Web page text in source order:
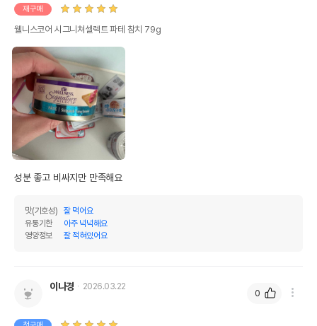
재구매
웰니스코어 시그니쳐셀렉트 파테 참치 79g
성분 좋고 비싸지만 만족해요
맛(기호성)
잘 먹어요
유통기한
아주 넉넉해요
영양정보
잘 적혀있어요
이나경 2026.03.22
0